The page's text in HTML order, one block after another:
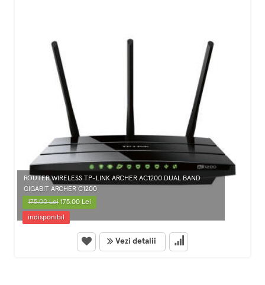
ROUTER WIRELESS TP-LINK ARCHER AC1200 DUAL BAND
GIGABIT ARCHER C1200
175.00 Lei175.00 Lei
indisponibil
Vezi detalii